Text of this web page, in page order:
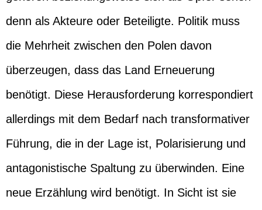
denn als Akteure oder Beteiligte. Politik muss
die Mehrheit zwischen den Polen davon
überzeugen, dass das Land Erneuerung
benötigt. Diese Herausforderung korrespondiert
allerdings mit dem Bedarf nach transformativer
Führung, die in der Lage ist, Polarisierung und
antagonistische Spaltung zu überwinden. Eine
neue Erzählung wird benötigt. In Sicht ist sie